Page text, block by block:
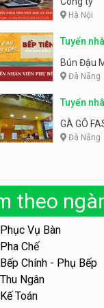
Hà Nội
Tuyển
Tôm –
Bún Đậu
Đà Nẵng
Tuyển
GÀ GÔ
Đà Nẵng
theo
Phục Vụ Bàn
Pha Chế
Bếp Chính - Phụ Bếp
Thu Ngân
Kế Toán